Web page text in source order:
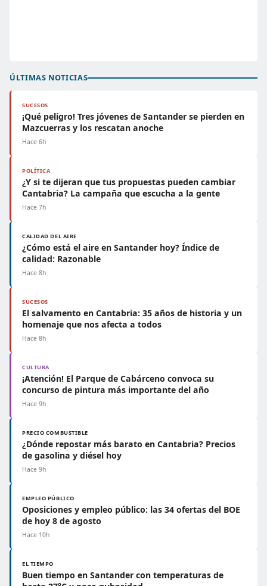
ÚLTIMAS NOTICIAS
SUCESOS
¡Qué peligro! Tres jóvenes de Santander se pierden en
Mazcuerras y los rescatan anoche
Hace 6h
POLÍTICA
¿Y si te dijeran que tus propuestas pueden cambiar
Cantabria? La campaña que escucha a la gente
Hace 7h
CALIDAD DEL AIRE
¿Cómo está el aire en Santander hoy? Índice de
calidad: Razonable
Hace 8h
SUCESOS
El salvamento en Cantabria: 35 años de historia y un
homenaje que nos afecta a todos
Hace 8h
CULTURA
¡Atención! El Parque de Cabárceno convoca su
concurso de pintura más importante del año
Hace 9h
PRECIO COMBUSTIBLE
¿Dónde repostar más barato en Cantabria? Precios
de gasolina y diésel hoy
Hace 9h
EMPLEO PÚBLICO
Oposiciones y empleo público: las 34 ofertas del BOE
de hoy 8 de agosto
Hace 10h
EL TIEMPO
Buen tiempo en Santander con temperaturas de